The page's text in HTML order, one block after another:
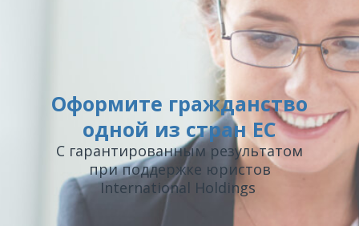
Оформите гражданство
одной из стран ЕС
С гарантированным результатом
при поддержке юристов
International Holdings